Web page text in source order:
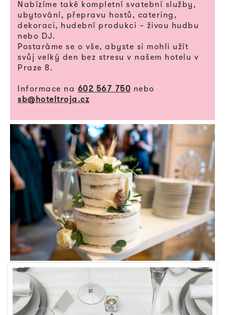
Nabízíme také kompletní svatební služby,
ubytování, přepravu hostů, catering,
dekoraci, hudební produkci – živou hudbu
nebo DJ.
Postaráme se o vše, abyste si mohli užít
svůj velký den bez stresu v našem hotelu v
Praze 8.
Informace na 602 567 750 nebo
sb@hoteltroja.cz